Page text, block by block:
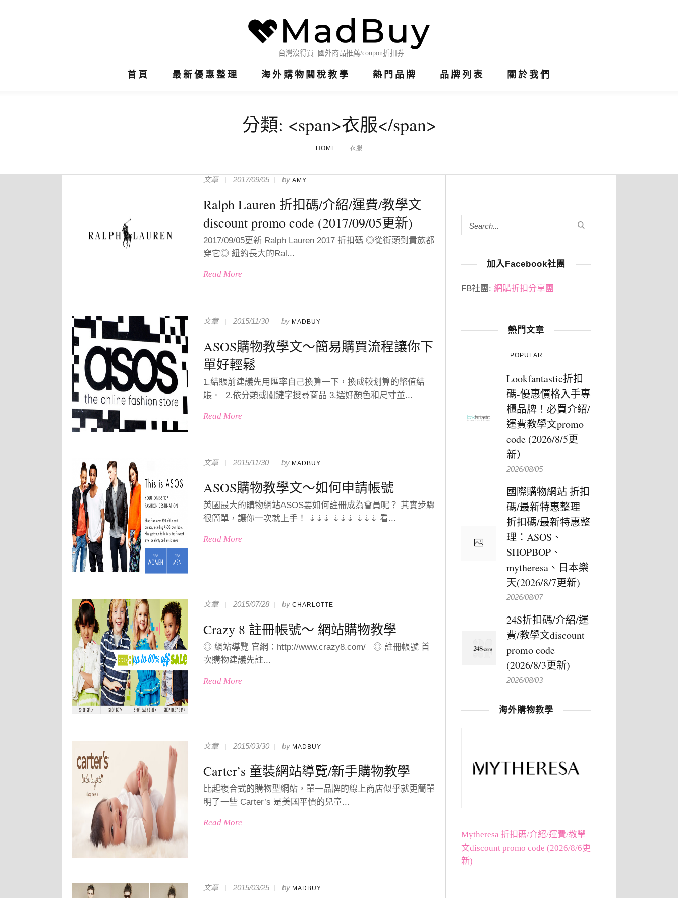
首頁 最新優惠整理 海外購物關稅教學 熱門品牌 品牌列表 關於我們
分類: <span>衣服</span>
HOME 衣服
文章 2017/09/05 by AMY
Ralph Lauren 折扣碼/介紹/運費/教學文
discount promo code (2017/09/05更新)
2017/09/05更新 Ralph Lauren 2017 折扣碼 ◎從街頭到貴族都
穿它◎ 紐約長大的Ral...
Read More
文章 2015/11/30 by MADBUY
ASOS購物教學文～簡易購買流程讓你下
單好輕鬆
1.結賬前建議先用匯率自己換算一下，換成較划算的幣值結
賬。 2.依分類或關鍵字搜尋商品 3.選好顏色和尺寸並...
Read More
文章 2015/11/30 by MADBUY
ASOS購物教學文～如何申請帳號
英國最大的購物網站ASOS要如何註冊成為會員呢？ 其實步驟
很簡單，讓你一次就上手！ ⇣⇣⇣ ⇣⇣⇣ ⇣⇣⇣ 看...
Read More
文章 2015/07/28 by CHARLOTTE
Crazy 8 註冊帳號～ 網站購物教學
◎ 網站導覽 官網：http://www.crazy8.com/ ◎ 註冊帳號 首
次購物建議先註...
Read More
文章 2015/03/30 by MADBUY
Carter’s 童裝網站導覽/新手購物教學
比起複合式的購物型網站，單一品牌的線上商店似乎就更簡單
明了一些 Carter’s 是美國平價的兒童...
Read More
文章 2015/03/25 by MADBUY
加入Facebook社團
FB社團: 網購折扣分享團
熱門文章
POPULAR
Lookfantastic折扣
碼-優惠價格入手專
櫃品牌！必買介紹/
運費教學文promo
code (2026/8/5更
新）
2026/08/05
國際購物網站 折扣
碼/最新特惠整理
折扣碼/最新特惠整
理：ASOS、
SHOPBOP、
mytheresa、日本樂
天(2026/8/7更新)
2026/08/07
24S折扣碼/介紹/運
費/教學文discount
promo code
(2026/8/3更新)
2026/08/03
海外購物教學
Mytheresa 折扣碼/介紹/運費/教學
文discount promo code (2026/8/6更
新)